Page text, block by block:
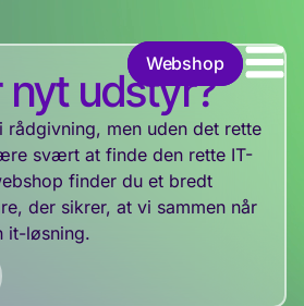
Webshop
Webshop
nyt udstyr?
rådgivning, men uden det rette
svært at finde den rette IT-
finder du et bredt
der sikrer, at vi sammen når
it-løsning.